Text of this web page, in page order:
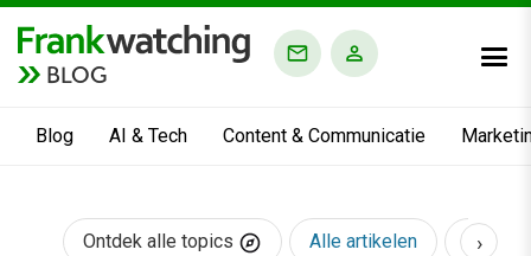
BLOG
Blog AI & Tech Content & Communicatie
Ontdek alle topics Alle artikelen AI &
›